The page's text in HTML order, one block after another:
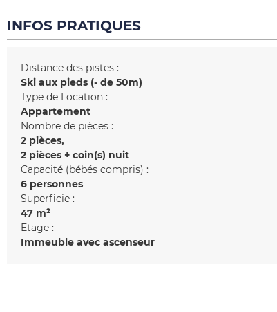
INFOS PRATIQUES
Distance des pistes :
Ski aux pieds (- de 50m)
Type de Location :
Appartement
Nombre de pièces :
2 pièces
2 pièces + coin(s) nuit
Capacité (bébés compris) :
6 personnes
Superficie :
47 m²
Etage :
Immeuble avec ascenseur